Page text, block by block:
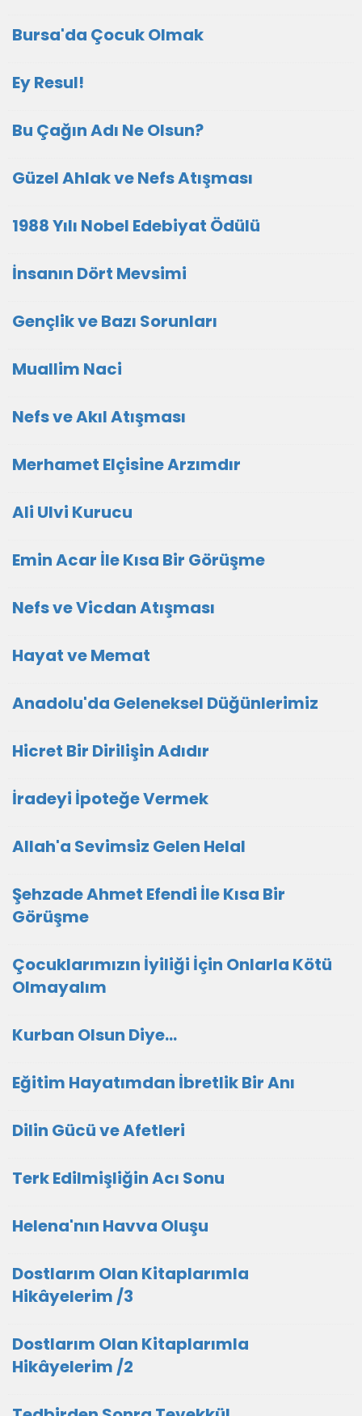
Bursa'da Çocuk Olmak
Ey Resul!
Bu Çağın Adı Ne Olsun?
Güzel Ahlak ve Nefs Atışması
1988 Yılı Nobel Edebiyat Ödülü
İnsanın Dört Mevsimi
Gençlik ve Bazı Sorunları
Muallim Naci
Nefs ve Akıl Atışması
Merhamet Elçisine Arzımdır
Ali Ulvi Kurucu
Emin Acar İle Kısa Bir Görüşme
Nefs ve Vicdan Atışması
Hayat ve Memat
Anadolu'da Geleneksel Düğünlerimiz
Hicret Bir Dirilişin Adıdır
İradeyi İpoteğe Vermek
Allah'a Sevimsiz Gelen Helal
Şehzade Ahmet Efendi İle Kısa Bir
Görüşme
Çocuklarımızın İyiliği İçin Onlarla Kötü
Olmayalım
Kurban Olsun Diye...
Eğitim Hayatımdan İbretlik Bir Anı
Dilin Gücü ve Afetleri
Terk Edilmişliğin Acı Sonu
Helena'nın Havva Oluşu
Dostlarım Olan Kitaplarımla
Hikâyelerim /3
Dostlarım Olan Kitaplarımla
Hikâyelerim /2